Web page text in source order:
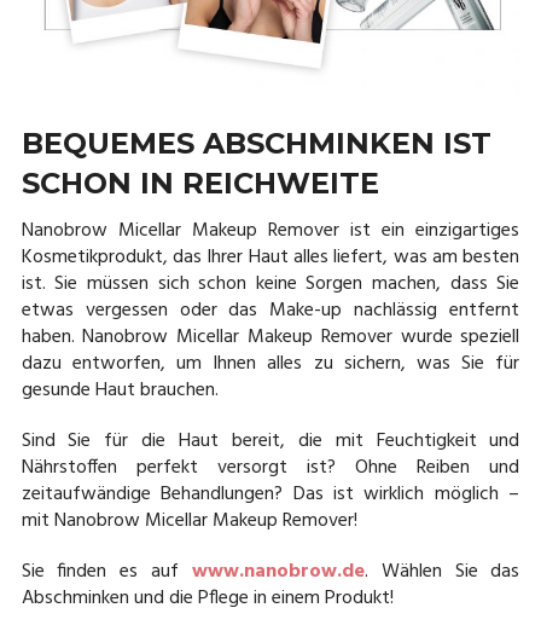
BEQUEMES ABSCHMINKEN IST
SCHON IN REICHWEITE
Nanobrow Micellar Makeup Remover ist ein einzigartiges
Kosmetikprodukt, das Ihrer Haut alles liefert, was am besten
ist. Sie müssen sich schon keine Sorgen machen, dass Sie
etwas vergessen oder das Make-up nachlässig entfernt
haben. Nanobrow Micellar Makeup Remover wurde speziell
dazu entworfen, um Ihnen alles zu sichern, was Sie für
gesunde Haut brauchen.
Sind Sie für die Haut bereit, die mit Feuchtigkeit und
Nährstoffen perfekt versorgt ist? Ohne Reiben und
zeitaufwändige Behandlungen? Das ist wirklich möglich –
mit Nanobrow Micellar Makeup Remover!
Sie finden es auf www.nanobrow.de. Wählen Sie das
Abschminken und die Pflege in einem Produkt!